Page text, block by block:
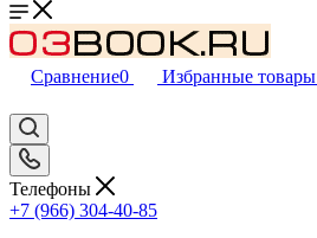
Сравнение0 Избранные товары
Телефоны
+7 (966) 304-40-85